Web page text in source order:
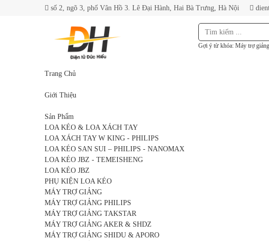
số 2, ngõ 3, phố Vân Hồ 3. Lê Đại Hành, Hai Bà Trưng, Hà Nội
Gợi ý từ khóa: Máy trợ
Trang Chủ
Giới Thiệu
Sản Phẩm
LOA KÉO & LOA XÁCH TAY
LOA XÁCH TAY W KING - PHILIPS
LOA KÉO SAN SUI – PHILIPS - NANOMAX
LOA KÉO JBZ - TEMEISHENG
LOA KÉO JBZ
PHỤ KIỆN LOA KÉO
MÁY TRỢ GIẢNG
MÁY TRỢ GIẢNG PHILIPS
MÁY TRỢ GIẢNG TAKSTAR
MÁY TRỢ GIẢNG AKER & SHDZ
MÁY TRỢ GIẢNG SHIDU & APORO